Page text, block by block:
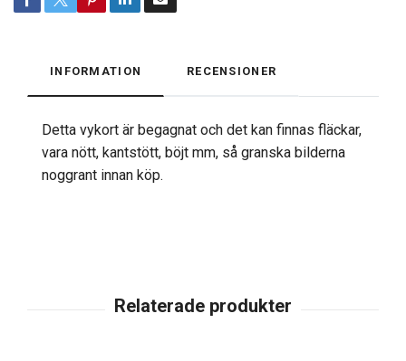
INFORMATION RECENSIONER
Detta vykort är begagnat och det kan finnas fläckar,
vara nött, kantstött, böjt mm, så granska bilderna
noggrant innan köp.